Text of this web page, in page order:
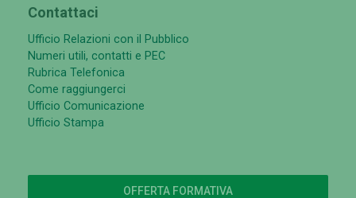
Contattaci
Ufficio Relazioni con il Pubblico
Numeri utili, contatti e PEC
Rubrica Telefonica
Come raggiungerci
Ufficio Comunicazione
Ufficio Stampa
OFFERTA FORMATIVA